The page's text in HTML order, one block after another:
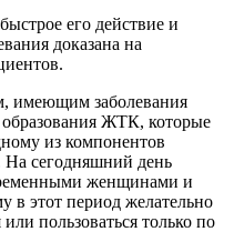
его действие и
доказана на
имеющим заболевания
образования ЖТК, которые
из компонентов
На сегодняшний день
женщинами и
в этот период желательно
пользоваться только по